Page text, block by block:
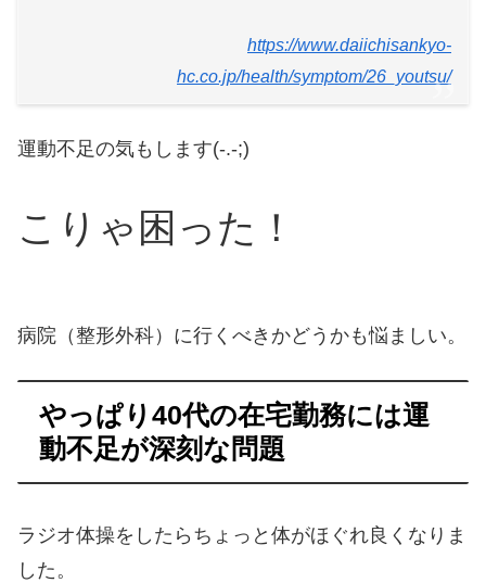
https://www.daiichisankyo-
hc.co.jp/health/symptom/26_youtsu/
運動不足の気もします(-.-;)
こりゃ困った！
病院（整形外科）に行くべきかどうかも悩ましい。
やっぱり40代の在宅勤務には運
動不足が深刻な問題
ラジオ体操をしたらちょっと体がほぐれ良くなりま
した。